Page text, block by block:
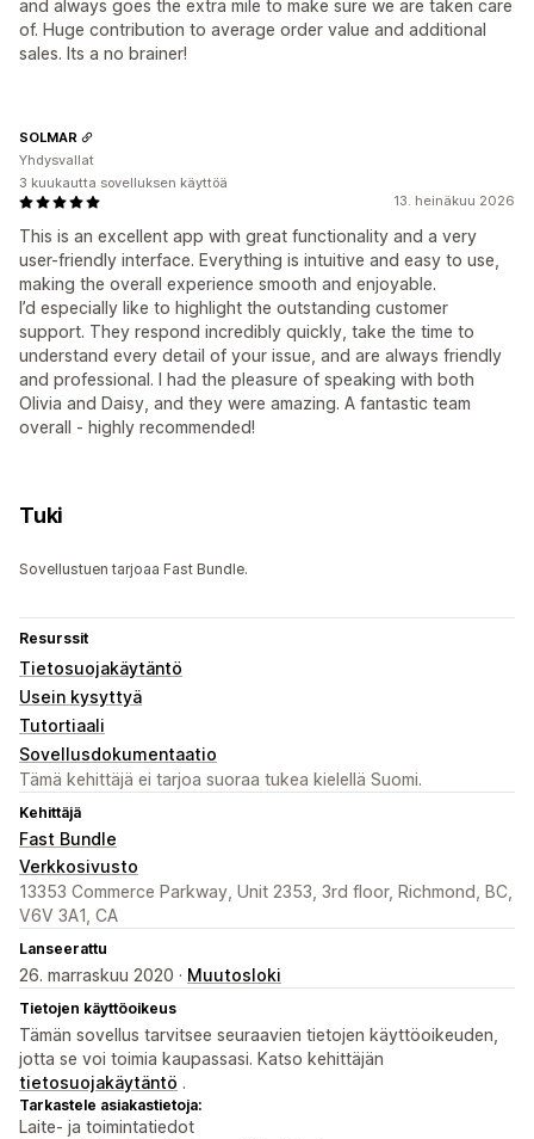
and always goes the extra mile to make sure we are taken care
of. Huge contribution to average order value and additional
sales. Its a no brainer!
13. heinäkuu 2026
This is an excellent app with great functionality and a very
user-friendly interface. Everything is intuitive and easy to use,
making the overall experience smooth and enjoyable.
I’d especially like to highlight the outstanding customer
support. They respond incredibly quickly, take the time to
understand every detail of your issue, and are always friendly
and professional. I had the pleasure of speaking with both
Olivia and Daisy, and they were amazing. A fantastic team
overall - highly recommended!
SOLMAR
Yhdysvallat
3 kuukautta sovelluksen käyttöä
Tuki
Sovellustuen tarjoaa Fast Bundle.
Resurssit
Tietosuojakäytäntö
Usein kysyttyä
Tutortiaali
Sovellusdokumentaatio
Tämä kehittäjä ei tarjoa suoraa tukea kielellä Suomi.
Kehittäjä
Fast Bundle
Verkkosivusto
13353 Commerce Parkway, Unit 2353, 3rd floor, Richmond, BC,
V6V 3A1, CA
Lanseerattu
26. marraskuu 2020 · Muutosloki
Tietojen käyttöoikeus
Tämän sovellus tarvitsee seuraavien tietojen käyttöoikeuden,
jotta se voi toimia kaupassasi. Katso kehittäjän
tietosuojakäytäntö .
Tarkastele asiakastietoja:
Laite- ja toimintatiedot